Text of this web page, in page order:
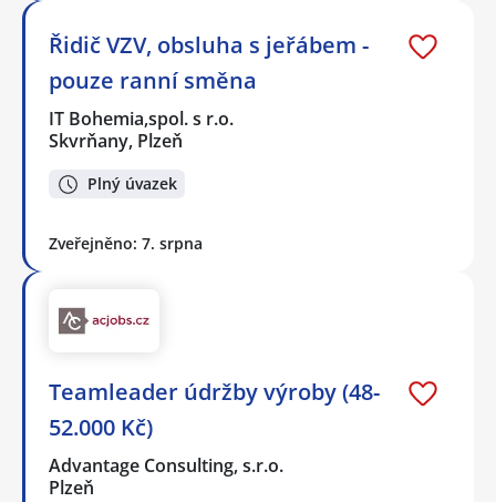
Řidič VZV, obsluha s jeřábem -
pouze ranní směna
IT Bohemia,spol. s r.o.
Skvrňany, Plzeň
Plný úvazek
Zveřejněno: 7. srpna
Teamleader údržby výroby (48-
52.000 Kč)
Advantage Consulting, s.r.o.
Plzeň